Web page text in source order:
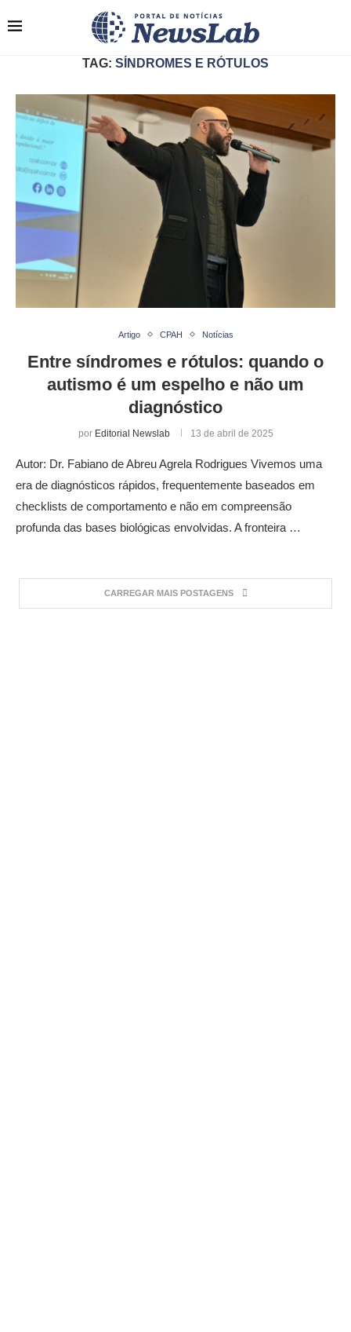
TAG: SÍNDROMES E RÓTULOS
Artigo CPAH Notícias
Entre síndromes e rótulos: quando o
autismo é um espelho e não um
diagnóstico
por Editorial Newslab 13 de abril de 2025
Autor: Dr. Fabiano de Abreu Agrela Rodrigues Vivemos uma
era de diagnósticos rápidos, frequentemente baseados em
checklists de comportamento e não em compreensão
profunda das bases biológicas envolvidas. A fronteira …
CARREGAR MAIS POSTAGENS